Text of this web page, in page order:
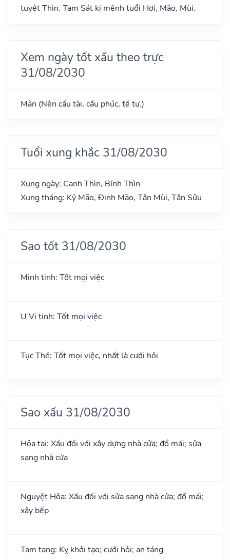
tuyệt Thìn. Tam Sát kị mệnh tuổi Hợi, Mão, Mùi.
Xem ngày tốt xấu theo trực
31/08/2030
Mãn (Nên cầu tài, cầu phúc, tế tự.)
Tuổi xung khắc 31/08/2030
Xung ngày: Canh Thìn, Bính Thìn
Xung tháng: Kỷ Mão, Đinh Mão, Tân Mùi, Tân Sửu
Sao tốt 31/08/2030
Minh tinh: Tốt mọi việc
U Vi tinh: Tốt mọi việc
Tục Thế: Tốt mọi việc, nhất là cưới hỏi
Sao xấu 31/08/2030
Hỏa tai: Xấu đối với xây dựng nhà cửa; đổ mái; sửa
sang nhà cửa
Nguyệt Hỏa: Xấu đối với sửa sang nhà cửa; đổ mái;
xây bếp
Tam tang: Kỵ khởi tạo; cưới hỏi; an táng